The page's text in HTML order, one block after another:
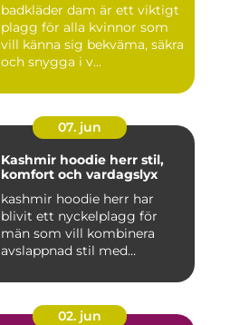
badkläder dam är ett viktigt
plagg för alla kvinnor som
vill känna sig bekväma, säkra
och snygga i v...
07. jun
Kashmir hoodie herr stil,
komfort och vardagslyx
kashmir hoodie herr har
blivit ett nyckelplagg för
män som vill kombinera
avslappnad stil med
02. jun